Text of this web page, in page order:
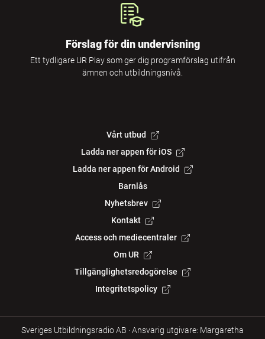
Förslag för din undervisning
Ett tydligare UR Play som ger dig programförslag utifrån
ämnen och utbildningsnivå.
Vårt utbud
Ladda ner appen för iOS
Ladda ner appen för Android
Barnlås
Nyhetsbrev
Kontakt
Access och mediecentraler
Om UR
Tillgänglighetsredogörelse
Integritetspolicy
Sveriges Utbildningsradio AB ·Ansvarig utgivare: Margaretha